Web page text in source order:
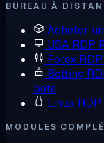
BUREAU À
Acheter
USA RDP
Forex RDP
Botting
bots
Linux RDP
MODULES